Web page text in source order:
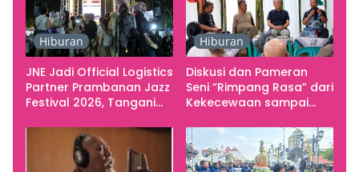
Hiburan
JNE Jadi Official Logistics
Partner Prambanan Jazz
Festival 2026, Tangani
Kebutuhan Konser
Hiburan
Diskusi dan Pameran
Seni “Rimpang Rasa” dari
Kekecewaan sampai
Yogyakarta sebagai
Pusat Pergerakan Seni
Rupa Indonesia